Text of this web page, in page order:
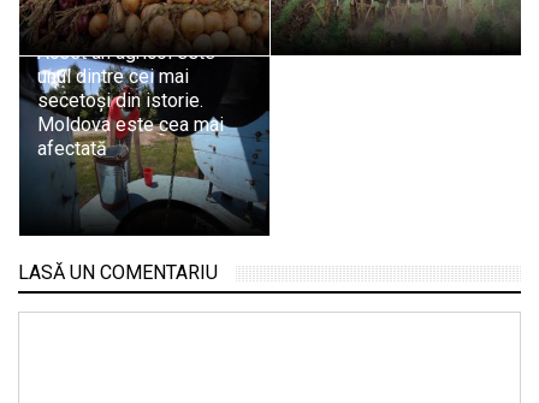
Elena Mateescu (ANM):
Acest an agricol este
unul dintre cei mai
secetoşi din istorie.
Moldova este cea mai
afectată
LASĂ UN COMENTARIU